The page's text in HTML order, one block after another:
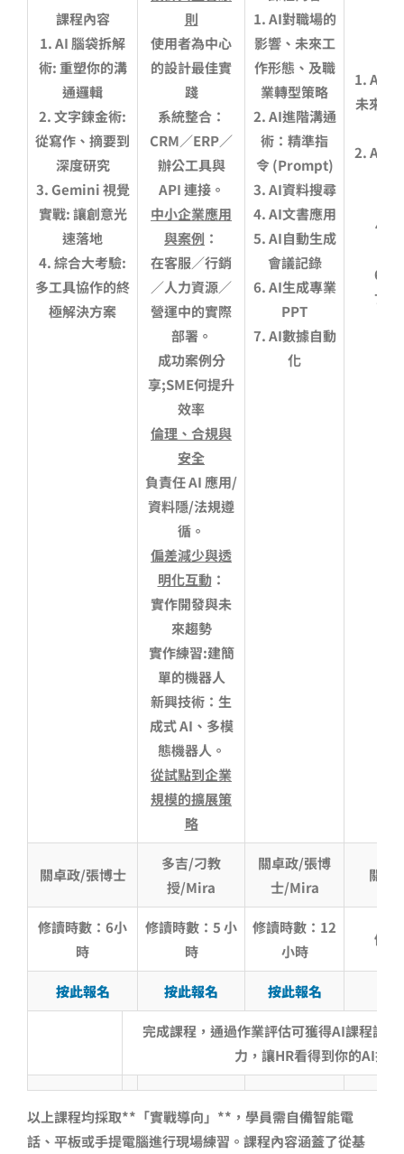
課程內容
1.AI 腦袋拆解
術: 重塑你的溝
通邏輯
2.文字鍊金術:
從寫作、摘要到
深度研究
3. Gemini 視覺
實戰: 讓創意光
速落地
4.綜合大考驗:
多工具協作的終
極解決方案
則
使用者為中心
的設計最佳實
踐
系統整合：
CRM／ERP／
辦公工具與
API 連接。
中小企業應用
與案例 ：
在客服／行銷
／人力資源／
營運中的實際
部署。
成功案例分
享;SME何提升
效率
倫理、合規與
安全
負責任 AI 應用/
資料隱/法規遵
循。
偏差減少與透
明化互動：
實作開發與未
來趨勢
實作練習:建簡
單的機器人
新興技術：生
成式 AI、多模
態機器人。
從試點到企業
規模的擴展策
略
1. AI對職場的
影響、未來工
作形態、及職
業轉型策略
2. AI進階溝通
術：精準指
令 (Prompt)
3. AI資料搜尋
4. AI文書應用
5. AI自動生成
會議記錄
6. AI生成專業
PPT
7. AI數據自動
化
1. AI
未來工
2. AI
4. AI
6. AI
7. AI
關卓政/張博士
多吉/刁教
授/Mira
關卓政/張博
士/Mira
關卓
修讀時數：6小
時
修讀時數：5 小
時
修讀時數：12
小時
修
按此報名 按此報名 按此報名
完成課程，通過作業評估可獲得AI課程証
力，讓HR看得到你的AI技能
以上課程均採取**「實戰導向」**，學員需自備智能電
話、平板或手提電腦進行現場練習。課程內容涵蓋了從基